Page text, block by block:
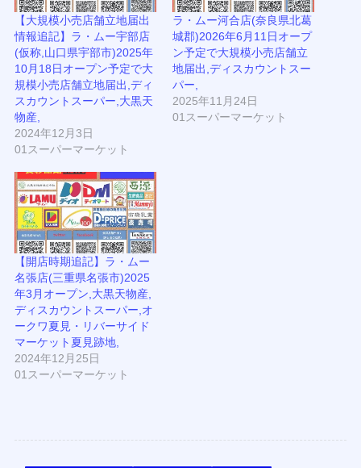
【大規模小売店舗立地届出
情報追記】ラ・ムー宇部店
(仮称,山口県宇部市)2025年
10月18日オープン予定で大
規模小売店舗立地届出,ディ
スカウントスーパー,大黒天
物産,
2024年12月3日
01スーパーマーケット
ラ・ムー河合店(奈良県北葛
城郡)2026年6月11日オープ
ン予定で大規模小売店舗立
地届出,ディスカウントスー
パー,
2025年11月24日
01スーパーマーケット
【開店時期追記】ラ・ムー
名張店(三重県名張市)2025
年3月オープン,大黒天物産,
ディスカウントスーパー,オ
ークワ夏見・リバーサイド
マーケット夏見跡地,
2024年12月25日
01スーパーマーケット